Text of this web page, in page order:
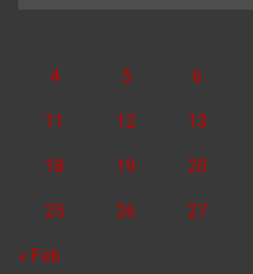
4 5 6
11 12 13
18 19 20
25 26 27
« Feb